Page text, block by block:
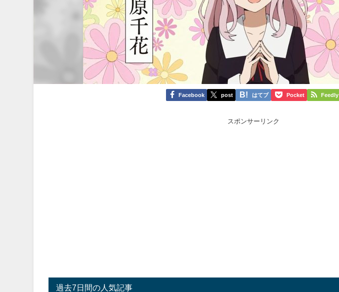
Facebook post はてブ Pocket Feedly
スポンサーリンク
過去7日間の人気記事